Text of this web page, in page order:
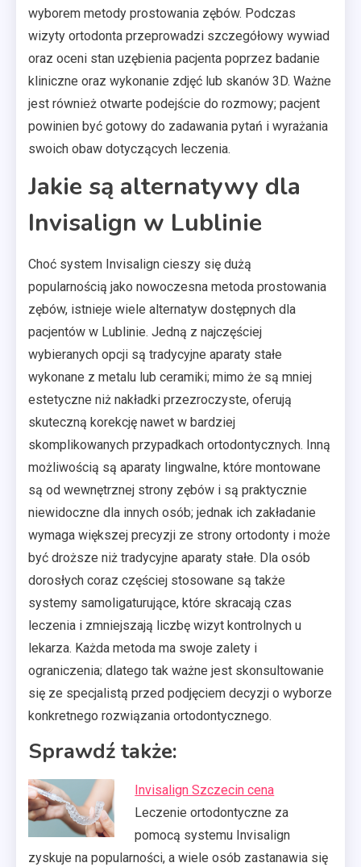
wyborem metody prostowania zębów. Podczas
wizyty ortodonta przeprowadzi szczegółowy wywiad
oraz oceni stan uzębienia pacjenta poprzez badanie
kliniczne oraz wykonanie zdjęć lub skanów 3D. Ważne
jest również otwarte podejście do rozmowy; pacjent
powinien być gotowy do zadawania pytań i wyrażania
swoich obaw dotyczących leczenia.
Jakie są alternatywy dla
Invisalign w Lublinie
Choć system Invisalign cieszy się dużą
popularnością jako nowoczesna metoda prostowania
zębów, istnieje wiele alternatyw dostępnych dla
pacjentów w Lublinie. Jedną z najczęściej
wybieranych opcji są tradycyjne aparaty stałe
wykonane z metalu lub ceramiki; mimo że są mniej
estetyczne niż nakładki przezroczyste, oferują
skuteczną korekcję nawet w bardziej
skomplikowanych przypadkach ortodontycznych. Inną
możliwością są aparaty lingwalne, które montowane
są od wewnętrznej strony zębów i są praktycznie
niewidoczne dla innych osób; jednak ich zakładanie
wymaga większej precyzji ze strony ortodonty i może
być droższe niż tradycyjne aparaty stałe. Dla osób
dorosłych coraz częściej stosowane są także
systemy samoligaturujące, które skracają czas
leczenia i zmniejszają liczbę wizyt kontrolnych u
lekarza. Każda metoda ma swoje zalety i
ograniczenia; dlatego tak ważne jest skonsultowanie
się ze specjalistą przed podjęciem decyzji o wyborze
konkretnego rozwiązania ortodontycznego.
Sprawdź także:
Invisalign Szczecin cena
Leczenie ortodontyczne za
pomocą systemu Invisalign
zyskuje na popularności, a wiele osób zastanawia się